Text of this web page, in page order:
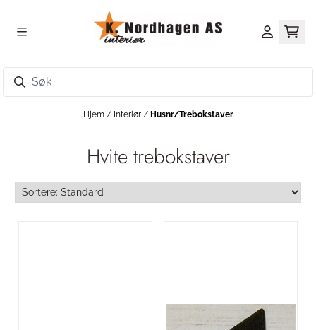
Hjem / Interiør / Husnr/Trebokstaver
Hvite trebokstaver